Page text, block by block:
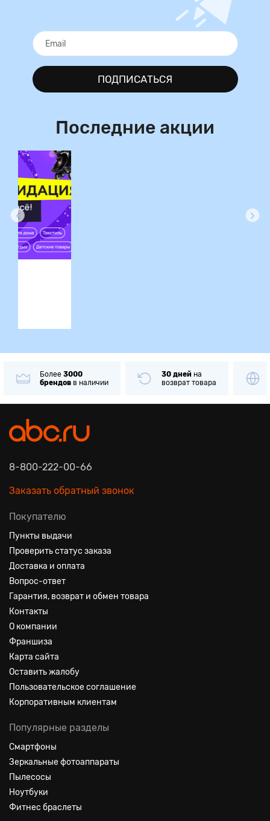
ПОДПИСАТЬСЯ
Последние акции
Более 3000
брендов в наличии
30 дней на
возврат товара
8-800-222-00-66
Заказать обратный звонок
Покупателю
Пункты выдачи
Проверить статус заказа
Доставка и оплата
Вопрос-ответ
Гарантия, возврат и обмен товара
Контакты
О компании
Франшиза
Карта сайта
Оставить жалобу
Пользовательское соглашение
Корпоративным клиентам
Популярные разделы
Смартфоны
Зеркальные фотоаппараты
Пылесосы
Ноутбуки
Фитнес браслеты